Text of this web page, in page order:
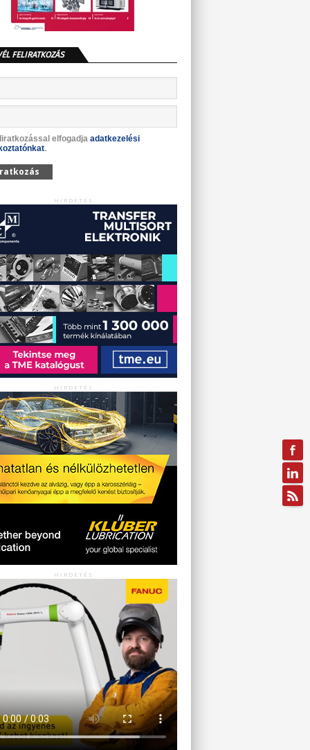
FELIRATKOZÁS
elfogadja adatkezelési
.
HIRDETÉS
HIRDETÉS
HIRDETÉS